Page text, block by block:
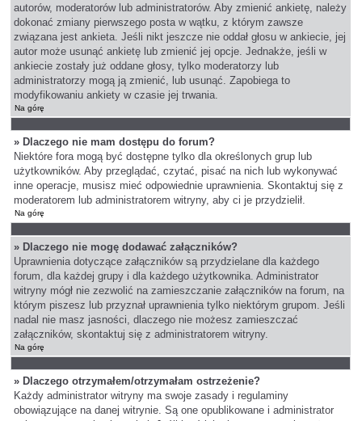
autorów, moderatorów lub administratorów. Aby zmienić ankietę, należy
dokonać zmiany pierwszego posta w wątku, z którym zawsze
związana jest ankieta. Jeśli nikt jeszcze nie oddał głosu w ankiecie, jej
autor może usunąć ankietę lub zmienić jej opcje. Jednakże, jeśli w
ankiecie zostały już oddane głosy, tylko moderatorzy lub
administratorzy mogą ją zmienić, lub usunąć. Zapobiega to
modyfikowaniu ankiety w czasie jej trwania.
Na górę
» Dlaczego nie mam dostępu do forum?
Niektóre fora mogą być dostępne tylko dla określonych grup lub
użytkowników. Aby przeglądać, czytać, pisać na nich lub wykonywać
inne operacje, musisz mieć odpowiednie uprawnienia. Skontaktuj się z
moderatorem lub administratorem witryny, aby ci je przydzielił.
Na górę
» Dlaczego nie mogę dodawać załączników?
Uprawnienia dotyczące załączników są przydzielane dla każdego
forum, dla każdej grupy i dla każdego użytkownika. Administrator
witryny mógł nie zezwolić na zamieszczanie załączników na forum, na
którym piszesz lub przyznał uprawnienia tylko niektórym grupom. Jeśli
nadal nie masz jasności, dlaczego nie możesz zamieszczać
załączników, skontaktuj się z administratorem witryny.
Na górę
» Dlaczego otrzymałem/otrzymałam ostrzeżenie?
Każdy administrator witryny ma swoje zasady i regulaminy
obowiązujące na danej witrynie. Są one opublikowane i administrator